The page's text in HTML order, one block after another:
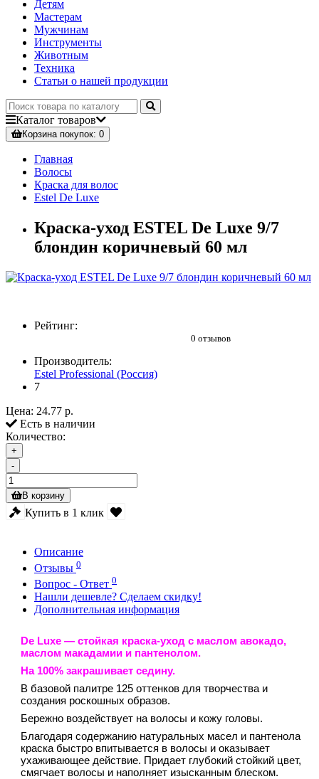
Детям
Мастерам
Мужчинам
Инструменты
Животным
Техника
Статьи о нашей продукции
Каталог товаров
Корзинапокупок: 0
Главная
Волосы
Краска для волос
Estel De Luxe
Краска-уход ESTEL De Luxe 9/7
блондин коричневый 60 мл
Рейтинг:
0 отзывов
Производитель:
Estel Professional (Россия)
7
Цена: 24.77 р.
Есть в наличии
Количество:
+
-
В корзину
Купить в 1 клик
Описание
Отзывы 0
Вопрос - Ответ 0
Нашли дешевле? Сделаем скидку!
Дополнительная информация
De Luxe — стойкая краска-уход с маслом авокадо,
маслом макадамии и пантенолом.
На 100% закрашивает седину.
В базовой палитре 125 оттенков для творчества и
создания роскошных образов.
Бережно воздействует на волосы и кожу головы.
Благодаря содержанию натуральных масел и пантенола
краска быстро впитывается в волосы и оказывает
ухаживающее действие. Придает глубокий стойкий цвет,
смягчает волосы и наполняет изысканным блеском.